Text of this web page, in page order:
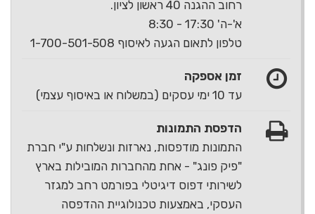
רחוב ההגנה 40 ראשון לציון.
א'-ה' 17:30 - 8:30
טלפון לתאום הגעה לאיסוף 1-700-501-508
זמן אספקה
עד 10 ימי עסקים (במשלוח או באיסוף עצמי)
הדפסת התמונות
התמונות מודפסות, נארזות ונשלחות ע"י חברת
"פיק פונג" - אחת מהחברות המובילות בארץ
לשירותי דפוס דיגיטלי בפורמט רחב למגזר
העסקי, באמצעות טכנולוגיית ההדפסה